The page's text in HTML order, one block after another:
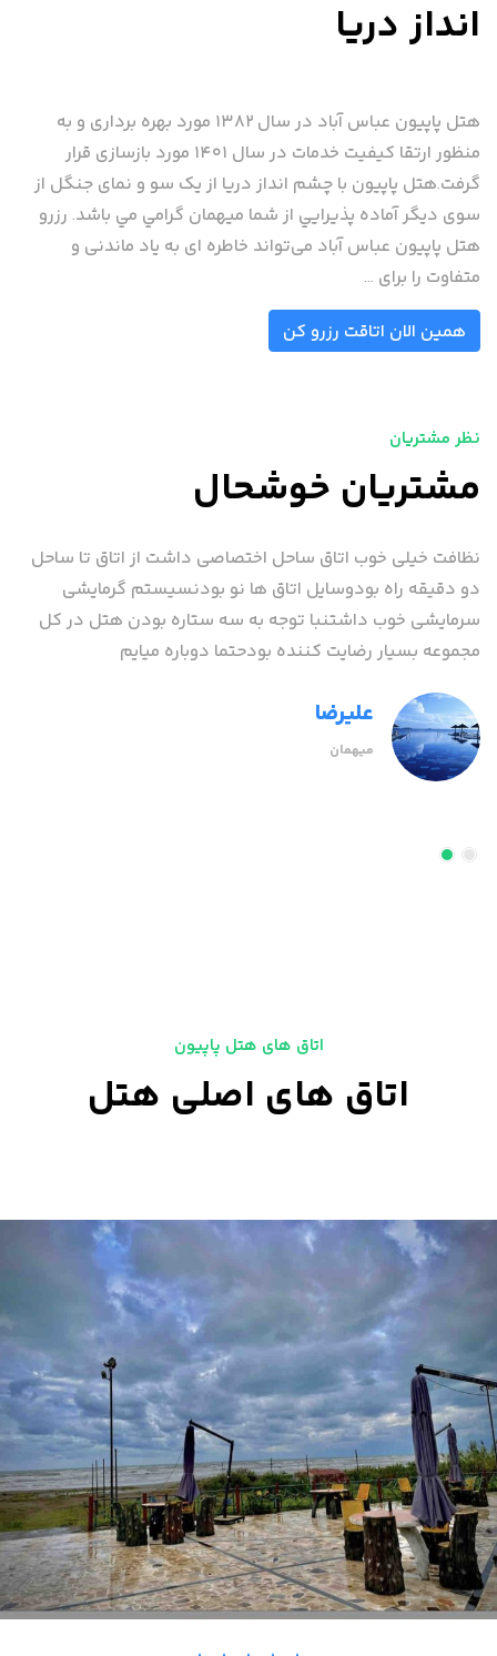
انداز دریا
هتل پاپیون عباس آباد در سال ۱۳۸۲ مورد بهره برداری و به
منظور ارتقا کیفیت خدمات در سال ۱۴۰۱ مورد بازسازی قرار
گرفت.هتل پاپیون با چشم انداز دریا از یک سو و نمای جنگل از
سوی دیگر آماده پذيرايي از شما ميهمان گرامي مي باشد. رزرو
هتل پاپیون عباس آباد می‌تواند خاطره ای به یاد ماندنی و
متفاوت را برای ...
همین الان اتاقت رزرو کن
نظر مشتریان
مشتریان خوشحال
نظافت خیلی خوب اتاق ساحل اختصاصی داشت از اتاق تا ساحل
دو دقیقه راه بودوسایل اتاق ها نو بودنسیستم گرمایشی
سرمایشی خوب داشتنبا توجه به سه ستاره بودن هتل در کل
مجموعه بسیار رضایت کننده بودحتما دوباره میایم
علیرضا
میهمان
اتاق های هتل پاپیون
اتاق های اصلی هتل